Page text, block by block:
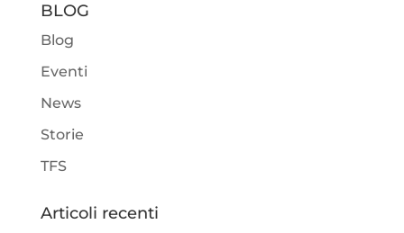
BLOG
Blog
Eventi
News
Storie
TFS
Articoli recenti